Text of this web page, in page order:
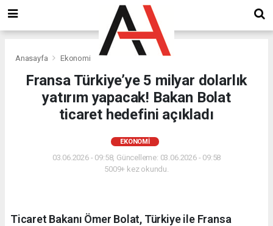
Anasayfa Ekonomi
Fransa Türkiye’ye 5 milyar dolarlık
yatırım yapacak! Bakan Bolat
ticaret hedefini açıkladı
EKONOMI
03.06.2026 - 09:58, Güncelleme: 03.06.2026 - 09:58
5009+ kez okundu.
Ticaret Bakanı Ömer Bolat, Türkiye ile Fransa